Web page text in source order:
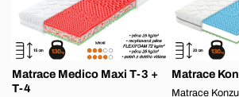
Matrace Medico Maxi T-3 +
T-4
Matrace
Matrace